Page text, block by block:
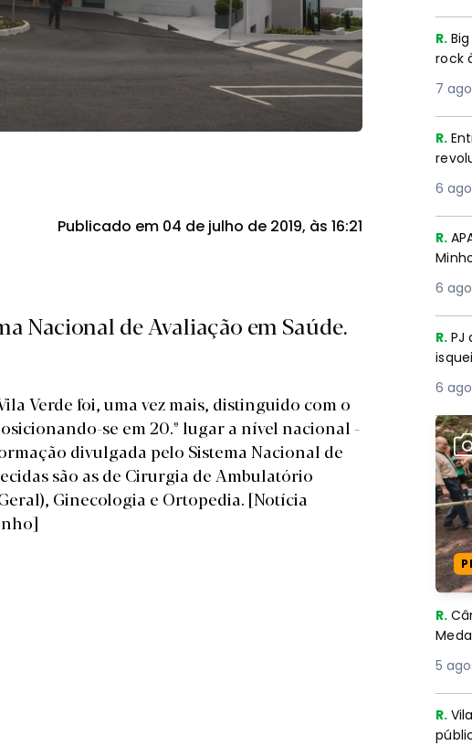
Publicado em 04 de julho de 2019, às 16:21
Nacional de Avaliação em Saúde.
Verde foi, uma vez mais, distinguido com o
se em 20.º lugar a nível nacional -
divulgada pelo Sistema Nacional de
são as de Cirurgia de Ambulatório
Ginecologia e Ortopedia. [Notícia
R.
rock
7
R.
6
R.
6
R. PJ
6
R.
5
R.